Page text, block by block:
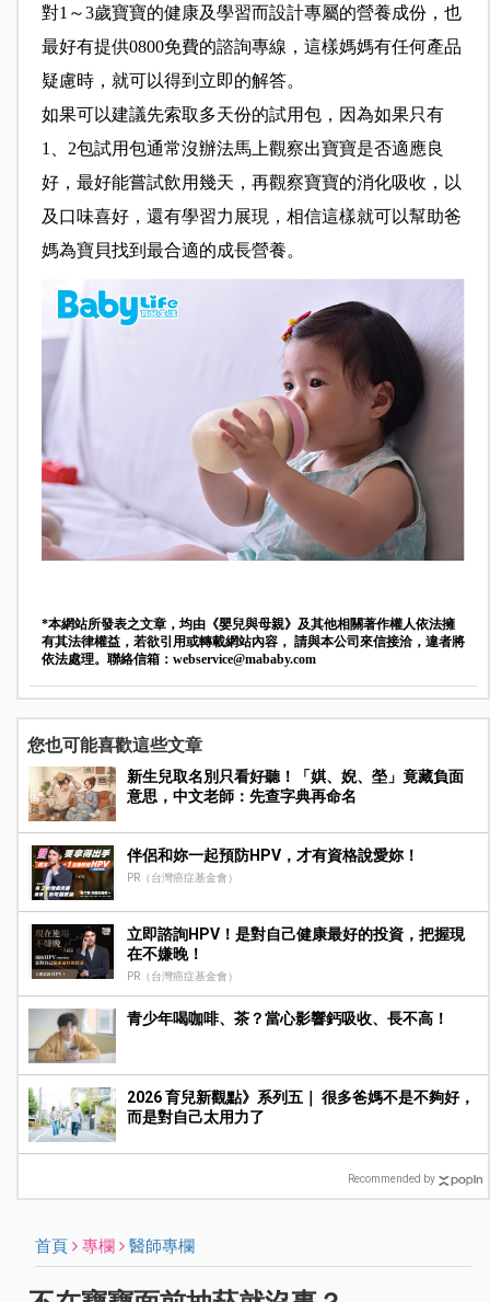
對1～3歲寶寶的健康及學習而設計專屬的營養成份，也
最好有提供0800免費的諮詢專線，這樣媽媽有任何產品
疑慮時，就可以得到立即的解答。
如果可以建議先索取多天份的試用包，因為如果只有
1、2包試用包通常沒辦法馬上觀察出寶寶是否適應良
好，最好能嘗試飲用幾天，再觀察寶寶的消化吸收，以
及口味喜好，還有學習力展現，相信這樣就可以幫助爸
媽為寶貝找到最合適的成長營養。
*本網站所發表之文章，均由《嬰兒與母親》及其他相關著作權人依法擁
有其法律權益，若欲引用或轉載網站內容， 請與本公司來信接洽，違者將
依法處理。聯絡信箱： webservice@mababy.com
您也可能喜歡這些文章
新生兒取名別只看好聽！「娸、婗、塋」竟藏負面
意思，中文老師：先查字典再命名
伴侶和妳一起預防HPV，才有資格說愛妳！
PR（台灣癌症基金會）
立即諮詢HPV！是對自己健康最好的投資，把握現
在不嫌晚！
PR（台灣癌症基金會）
青少年喝咖啡、茶？當心影響鈣吸收、長不高！
2026 育兒新觀點》系列五｜ 很多爸媽不是不夠好，
而是對自己太用力了
Recommended by
首頁 專欄 醫師專欄